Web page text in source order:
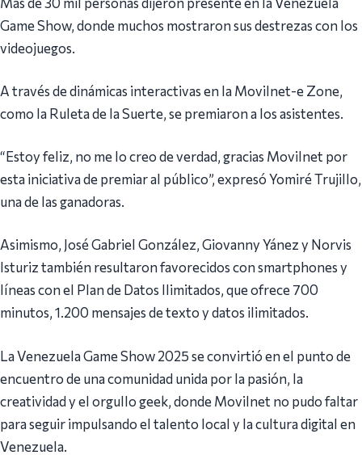
Game Show, donde muchos mostraron sus destrezas con los
videojuegos.
A través de dinámicas interactivas en la Movilnet-e Zone,
como la Ruleta de la Suerte, se premiaron a los asistentes.
“Estoy feliz, no me lo creo de verdad, gracias Movilnet por
esta iniciativa de premiar al público”, expresó Yomiré Trujillo,
una de las ganadoras.
Asimismo, José Gabriel González, Giovanny Yánez y Norvis
Isturiz también resultaron favorecidos con smartphones y
líneas con el Plan de Datos Ilimitados, que ofrece 700
minutos, 1.200 mensajes de texto y datos ilimitados.
La Venezuela Game Show 2025 se convirtió en el punto de
encuentro de una comunidad unida por la pasión, la
creatividad y el orgullo geek, donde Movilnet no pudo faltar
para seguir impulsando el talento local y la cultura digital en
Venezuela.